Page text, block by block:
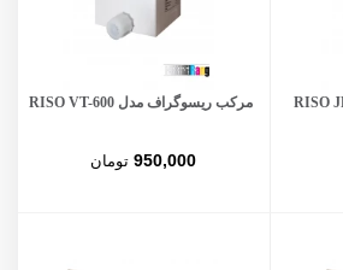
مرکب ریسوگراف مدل RISO VT-600
950,000 تومان